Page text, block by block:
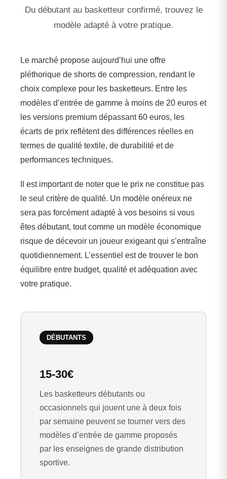
Du débutant au basketteur confirmé, trouvez le
modèle adapté à votre pratique.
Le marché propose aujourd’hui une offre
pléthorique de shorts de compression, rendant le
choix complexe pour les basketteurs. Entre les
modèles d’entrée de gamme à moins de 20 euros et
les versions premium dépassant 60 euros, les
écarts de prix reflètent des différences réelles en
termes de qualité textile, de durabilité et de
performances techniques.
Il est important de noter que le prix ne constitue pas
le seul critère de qualité. Un modèle onéreux ne
sera pas forcément adapté à vos besoins si vous
êtes débutant, tout comme un modèle économique
risque de décevoir un joueur exigeant qui s’entraîne
quotidiennement. L’essentiel est de trouver le bon
équilibre entre budget, qualité et adéquation avec
votre pratique.
DÉBUTANTS
15-30€
Les basketteurs débutants ou
occasionnels qui jouent une à deux fois
par semaine peuvent se tourner vers des
modèles d’entrée de gamme proposés
par les enseignes de grande distribution
sportive.